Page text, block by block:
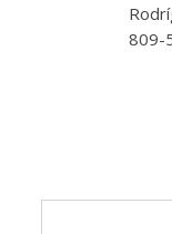
809-